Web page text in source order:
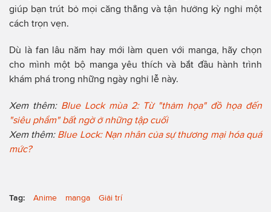
giúp bạn trút bỏ mọi căng thẳng và tận hưởng kỳ nghỉ một
cách trọn vẹn.
Dù là fan lâu năm hay mới làm quen với manga, hãy chọn
cho mình một bộ manga yêu thích và bắt đầu hành trình
khám phá trong những ngày nghỉ lễ này.
Xem thêm: Blue Lock mùa 2: Từ "thảm họa" đồ họa đến
"siêu phẩm" bất ngờ ở những tập cuối
Xem thêm: Blue Lock: Nạn nhân của sự thương mại hóa quá
mức?
Tag: Anime manga Giải trí